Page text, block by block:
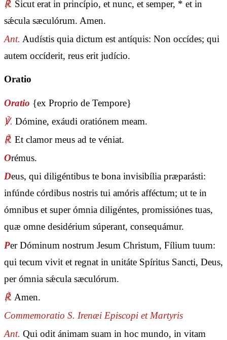
℟. Sicut erat in princípio, et nunc, et semper, * et in
sǽcula sæculórum. Amen.
Ant. Audístis quia dictum est antíquis: Non occídes; qui
autem occíderit, reus erit judício.
Oratio
Oratio {ex Proprio de Tempore}
℣. Dómine, exáudi oratiónem meam.
℟. Et clamor meus ad te véniat.
Orémus.
Deus, qui diligéntibus te bona invisibília præparásti:
infúnde córdibus nostris tui amóris afféctum; ut te in
ómnibus et super ómnia diligéntes, promissiónes tuas,
quæ omne desidérium súperant, consequámur.
Per Dóminum nostrum Jesum Christum, Fílium tuum:
qui tecum vivit et regnat in unitáte Spíritus Sancti, Deus,
per ómnia sǽcula sæculórum.
℟. Amen.
Commemoratio S. Irenæi Episcopi et Martyris
Ant. Qui odit ánimam suam in hoc mundo, in vitam